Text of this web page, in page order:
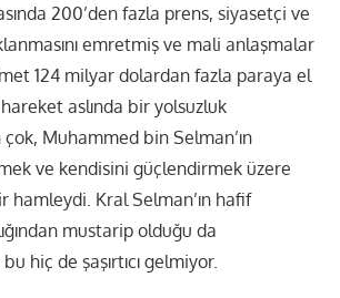
200’den fazla prens, siyasetçi ve
emretmiş ve mali anlaşmalar
124 milyar dolardan fazla paraya el
aslında bir yolsuzluk
Muhammed bin Selman’ın
ve kendisini güçlendirmek üzere
hamleydi. Kral Selman’ın hafif
mustarip olduğu da
hiç de şaşırtıcı gelmiyor.